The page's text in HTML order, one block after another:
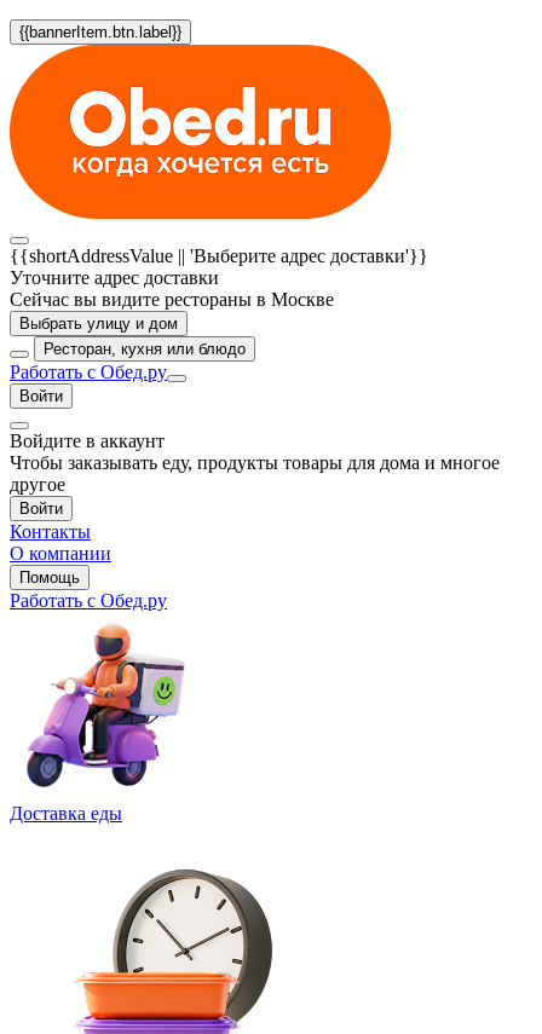
{{bannerItem.btn.label}}
{{shortAddressValue || 'Выберите адрес доставки'}}
Уточните адрес доставки
Сейчас вы видите рестораны в Москве
Выбрать улицу и дом
Ресторан, кухня или блюдо
Работать с Обед.ру
Войти
Войдите в аккаунт
Чтобы заказывать еду, продукты товары для дома и многое
другое
Войти
Контакты
О компании
Помощь
Работать с Обед.ру
Доставка еды